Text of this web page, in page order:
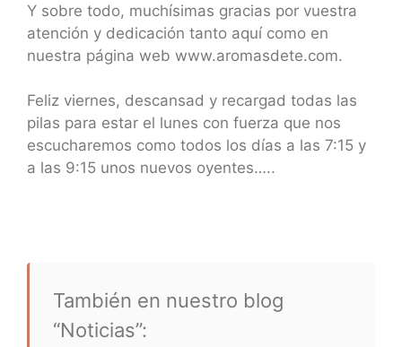
Y sobre todo, muchísimas gracias por vuestra
atención y dedicación tanto aquí como en
nuestra página web www.aromasdete.com.
Feliz viernes, descansad y recargad todas las
pilas para estar el lunes con fuerza que nos
escucharemos como todos los días a las 7:15 y
a las 9:15 unos nuevos oyentes…..
También en nuestro blog
“Noticias”: